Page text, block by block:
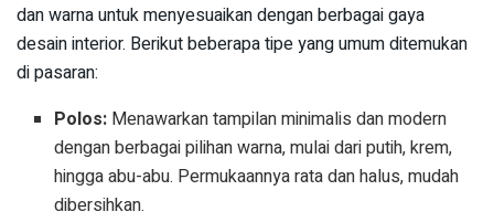
dan warna untuk menyesuaikan dengan berbagai gaya
desain interior. Berikut beberapa tipe yang umum ditemukan
di pasaran:
Polos: Menawarkan tampilan minimalis dan modern
dengan berbagai pilihan warna, mulai dari putih, krem,
hingga abu-abu. Permukaannya rata dan halus, mudah
dibersihkan.